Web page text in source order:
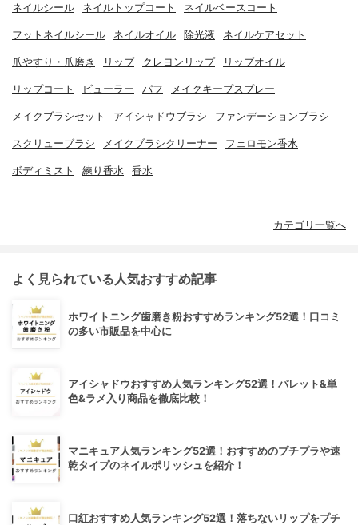
ネイルシール ネイルトップコート ネイルベースコート
フットネイルシール ネイルオイル 除光液 ネイルケアセット
爪やすり・爪磨き リップ クレヨンリップ リップオイル
リップコート ビューラー パフ メイクキープスプレー
メイクブラシセット アイシャドウブラシ ファンデーションブラシ
スクリューブラシ メイクブラシクリーナー フェロモン香水
ボディミスト 練り香水 香水
カテゴリ一覧へ
よく見られている人気おすすめ記事
ホワイトニング歯磨き粉おすすめランキング52選！口コミ
の多い市販品を中心に
アイシャドウおすすめ人気ランキング52選！パレット&単
色&ラメ入り商品を徹底比較！
マニキュア人気ランキング52選！おすすめのプチプラや速
乾タイプのネイルポリッシュを紹介！
口紅おすすめ人気ランキング52選！落ちないリップをプチ